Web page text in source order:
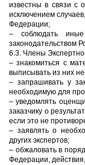
известны в связи с
исключением
Федерации;
– соблюдать иные
законодательством
6.3. Члены
– знакомиться с
выписывать из них
– запрашивать у
необходимую для
– уведомлять
заказчику о
если это не
– заявлять о
других экспертов;
– обжаловать в
Федерации,